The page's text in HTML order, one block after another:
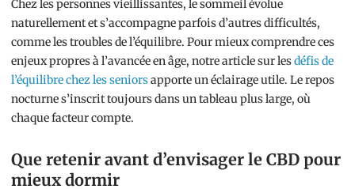
Chez les personnes vieillissantes, le sommeil évolue
naturellement et s’accompagne parfois d’autres difficultés,
comme les troubles de l’équilibre. Pour mieux comprendre ces
enjeux propres à l’avancée en âge, notre article sur lesdéfis de
l’équilibre chez les seniorsapporte un éclairage utile. Le repos
nocturne s’inscrit toujours dans un tableau plus large, où
chaque facteur compte.
Que retenir avant d’envisager le CBD pour
mieux dormir